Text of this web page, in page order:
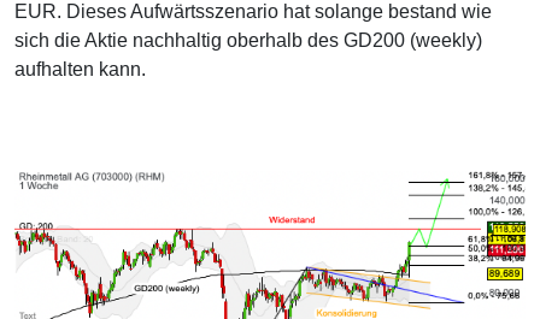
EUR. Dieses Aufwärtsszenario hat solange bestand wie
sich die Aktie nachhaltig oberhalb des GD200 (weekly)
aufhalten kann.